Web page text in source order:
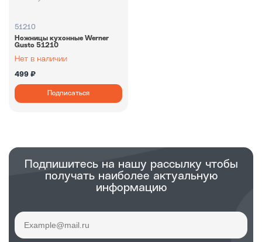
51210
Ножницы кухонные Werner
Gusto 51210
499 ₽
Подписаться
Подпишитесь на нашу рассылку чтобы
получать наиболее актуальную
информацию